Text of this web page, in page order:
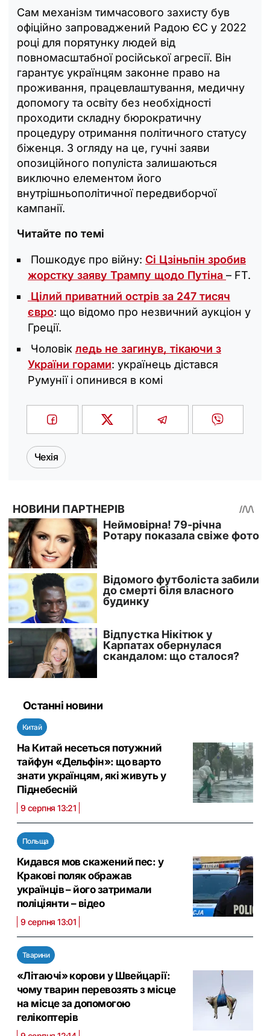
Сам механізм тимчасового захисту був
офіційно запроваджений Радою ЄС у 2022
році для порятунку людей від
повномасштабної російської агресії. Він
гарантує українцям законне право на
проживання, працевлаштування, медичну
допомогу та освіту без необхідності
проходити складну бюрократичну
процедуру отримання політичного статусу
біженця. З огляду на це, гучні заяви
опозиційного популіста залишаються
виключно елементом його
внутрішньополітичної передвиборчої
кампанії.
Читайте по темі
Пошкодує про війну: Сі Цзіньпін зробив
жорстку заяву Трампу щодо Путіна – FT.
Цілий приватний острів за 247 тисяч
євро: що відомо про незвичний аукціон у
Греції.
Чоловік ледь не загинув, тікаючи з
України горами: українець дістався
Румунії і опинився в комі
Чехія
Останні новини
Китай
На Китай несеться потужний
тайфун «Дельфін»: що варто
знати українцям, які живуть у
Піднебесній
9 серпня 13:21
Польща
Кидався мов скажений пес: у
Кракові поляк ображав
українців – його затримали
поліціянти – відео
9 серпня 13:01
Тварини
«Літаючі» корови у Швейцарії:
чому тварин перевозять з місце
на місце за допомогою
гелікоптерів